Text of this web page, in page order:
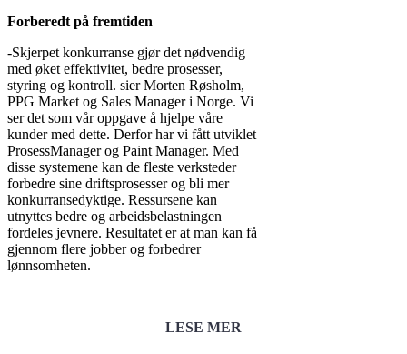
Forberedt på fremtiden
-Skjerpet konkurranse gjør det nødvendig
med øket effektivitet, bedre prosesser,
styring og kontroll. sier Morten Røsholm,
PPG Market og Sales Manager i Norge. Vi
ser det som vår oppgave å hjelpe våre
kunder med dette. Derfor har vi fått utviklet
ProsessManager og Paint Manager. Med
disse systemene kan de fleste verksteder
forbedre sine driftsprosesser og bli mer
konkurransedyktige. Ressursene kan
utnyttes bedre og arbeidsbelastningen
fordeles jevnere. Resultatet er at man kan få
gjennom flere jobber og forbedrer
lønnsomheten.
LESE MER